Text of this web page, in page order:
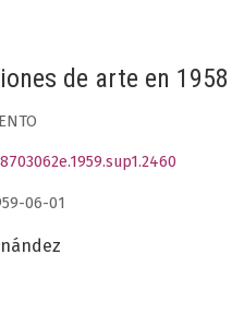
de arte en 1958
06-01